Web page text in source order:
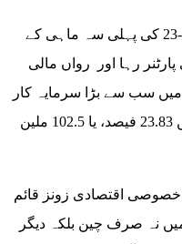
دریں اثنا، چین رواں مالی سال 2022-23 کی پہلی سہ ماہی کے
رہا اور رواں مالی
سب سے بڑا سرمایہ کار
رہا، جس نے اس کی ایف ڈی آئی میں 23.83 فیصد، یا 102.5 ملین
اقتصادی زونز قائم
نہ صرف چین بلکہ دیگر